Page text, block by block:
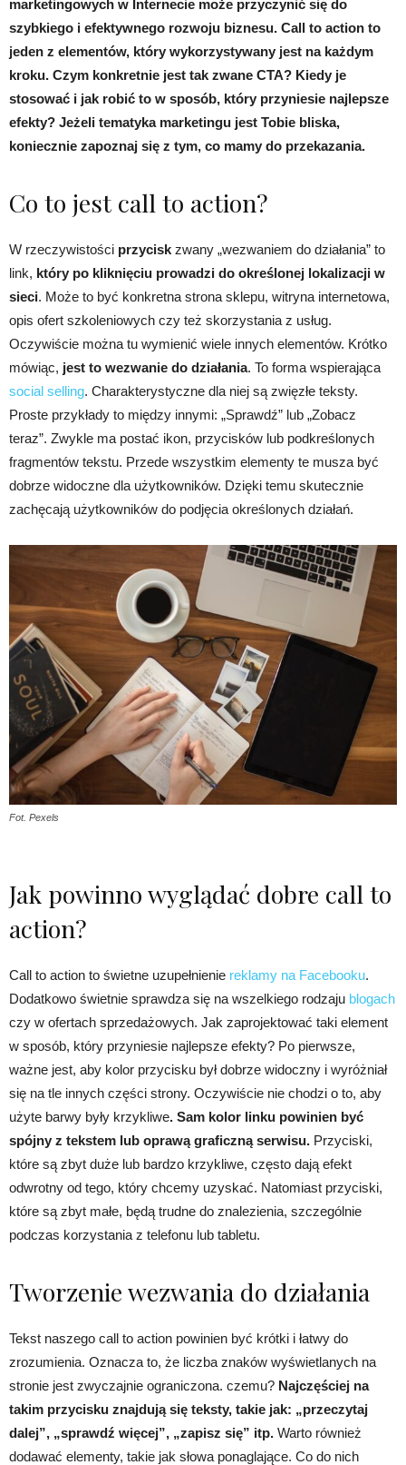
marketingowych w Internecie może przyczynić się do
szybkiego i efektywnego rozwoju biznesu. Call to action to
jeden z elementów, który wykorzystywany jest na każdym
kroku. Czym konkretnie jest tak zwane CTA? Kiedy je
stosować i jak robić to w sposób, który przyniesie najlepsze
efekty? Jeżeli tematyka marketingu jest Tobie bliska,
koniecznie zapoznaj się z tym, co mamy do przekazania.
Co to jest call to action?
W rzeczywistości przycisk zwany „wezwaniem do działania” to
link, który po kliknięciu prowadzi do określonej lokalizacji w
sieci. Może to być konkretna strona sklepu, witryna internetowa,
opis ofert szkoleniowych czy też skorzystania z usług.
Oczywiście można tu wymienić wiele innych elementów. Krótko
mówiąc, jest to wezwanie do działania. To forma wspierająca
social selling. Charakterystyczne dla niej są zwięzłe teksty.
Proste przykłady to między innymi: „Sprawdź” lub „Zobacz
teraz”. Zwykle ma postać ikon, przycisków lub podkreślonych
fragmentów tekstu. Przede wszystkim elementy te musza być
dobrze widoczne dla użytkowników. Dzięki temu skutecznie
zachęcają użytkowników do podjęcia określonych działań.
Fot. Pexels
Jak powinno wyglądać dobre call to
action?
Call to action to świetne uzupełnienie reklamy na Facebooku.
Dodatkowo świetnie sprawdza się na wszelkiego rodzaju blogach
czy w ofertach sprzedażowych. Jak zaprojektować taki element
w sposób, który przyniesie najlepsze efekty? Po pierwsze,
ważne jest, aby kolor przycisku był dobrze widoczny i wyróżniał
się na tle innych części strony. Oczywiście nie chodzi o to, aby
użyte barwy były krzykliwe. Sam kolor linku powinien być
spójny z tekstem lub oprawą graficzną serwisu. Przyciski,
które są zbyt duże lub bardzo krzykliwe, często dają efekt
odwrotny od tego, który chcemy uzyskać. Natomiast przyciski,
które są zbyt małe, będą trudne do znalezienia, szczególnie
podczas korzystania z telefonu lub tabletu.
Tworzenie wezwania do działania
Tekst naszego call to action powinien być krótki i łatwy do
zrozumienia. Oznacza to, że liczba znaków wyświetlanych na
stronie jest zwyczajnie ograniczona. czemu? Najczęściej na
takim przycisku znajdują się teksty, takie jak: „przeczytaj
dalej”, „sprawdź więcej”, „zapisz się” itp. Warto również
dodawać elementy, takie jak słowa ponaglające. Co do nich